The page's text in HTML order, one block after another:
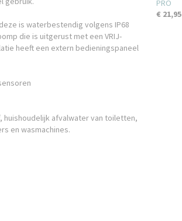
is waterbestendig volgens IP68
die is uitgerust met een VRIJ-
heeft een extern bedieningspaneel
huishoudelijk afvalwater van toiletten,
en wasmachines.
PRO
€ 21,95